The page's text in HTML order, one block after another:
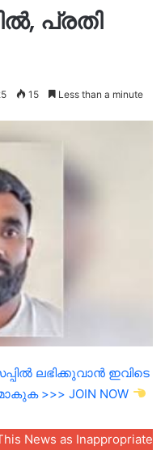
പ്രതി
15 Less than a minute
ലഭിക്കുവാൻ ഇവിടെ
>>> JOIN NOW
News as Inappropriate